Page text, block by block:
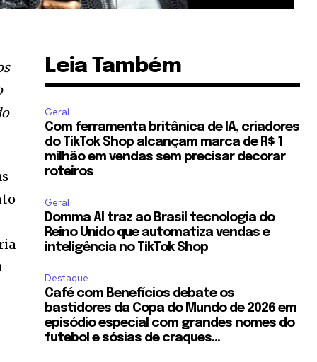
Leia Também
Geral
Com ferramenta britânica de IA, criadores
do TikTok Shop alcançam marca de R$ 1
milhão em vendas sem precisar decorar
roteiros
Geral
Domma AI traz ao Brasil tecnologia do
Reino Unido que automatiza vendas e
inteligência no TikTok Shop
Destaque
Café com Benefícios debate os
bastidores da Copa do Mundo de 2026 em
episódio especial com grandes nomes do
futebol e sósias de craques...